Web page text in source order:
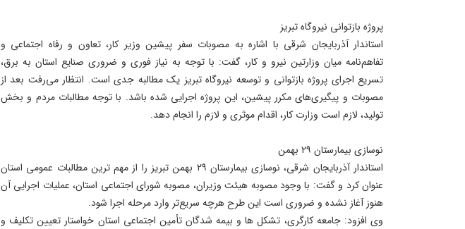
پروژه بازتوانی نیروگاه تبریز
استاندار آذربایجان شرقی با اشاره به مصوبات سفر پیشین وزیر کار، تعاون و رفاه اجتماعی و
تفاهم‌نامه میان وزارتین نیرو و کار، گفت: با توجه به نیاز فوری و ضروری صنایع استان به برق،
تسریع اجرای پروژه بازتوانی و توسعه نیروگاه تبریز یک مطالبه جدی است. انتظار می‌رفت بعد از
مصوبات و پیگیری‌های مکرر پیشین، این پروژه اجرایی شده باشد. با توجه مطالبات مردم و بخش
تولید، لازم است وزارت کار، اقدام موثری و لازم را انجام دهد.
نوسازی بیمارستان ۲۹ بهمن
استاندار آذربایجان شرقی، نوسازی بیمارستان ۲۹ بهمن تبریز را از مهم‌ ترین مطالبات عمومی استان
عنوان کرد و گفت: با وجود مصوبه هیئت وزیران، مصوبه شورای اجتماعی استان، عملیات اجرایی آن
هنوز آغاز نشده و ضروری است این طرح هرچه سریع‌تر وارد مرحله اجرا شود.
وی افزود: جامعه کارگری، تشکل‌ ها و بیمه ‌شدگان تأمین اجتماعی استان خواستار تعیین تکلیف و